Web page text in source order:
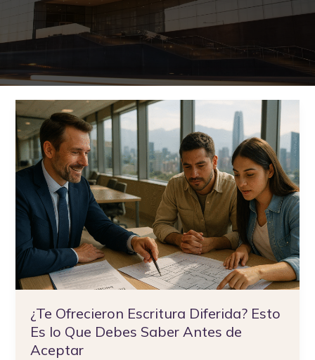
¿Te Ofrecieron Escritura Diferida? Esto
Es lo Que Debes Saber Antes de
Aceptar
Ofrecieron
Escritura
Diferida?
Esto
Es
lo
Que
Debes
Saber
Antes
de